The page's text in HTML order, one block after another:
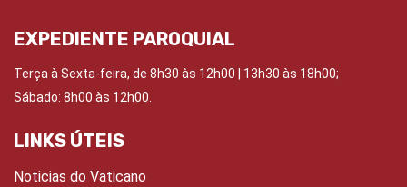
EXPEDIENTE PAROQUIAL
Terça à Sexta-feira, de 8h30 às 12h00 | 13h30 às 18h00;
Sábado: 8h00 às 12h00.
LINKS ÚTEIS
Noticias do Vaticano